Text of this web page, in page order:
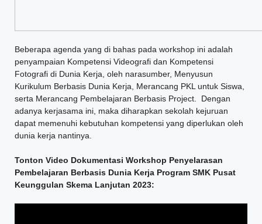
Beberapa agenda yang di bahas pada workshop ini adalah
penyampaian Kompetensi Videografi dan Kompetensi
Fotografi di Dunia Kerja, oleh narasumber, Menyusun
Kurikulum Berbasis Dunia Kerja, Merancang PKL untuk Siswa,
serta Merancang Pembelajaran Berbasis Project. Dengan
adanya kerjasama ini, maka diharapkan sekolah kejuruan
dapat memenuhi kebutuhan kompetensi yang diperlukan oleh
dunia kerja nantinya.
Tonton Video Dokumentasi Workshop Penyelarasan
Pembelajaran Berbasis Dunia Kerja Program SMK Pusat
Keunggulan Skema Lanjutan 2023: